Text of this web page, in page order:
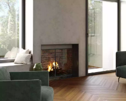
SOL PLAQUÉ BOIS VERITABLES
PARQUET EN BOIS EXOTIQUE
PARQUET HUILÉ
PARQUET VIEILLI